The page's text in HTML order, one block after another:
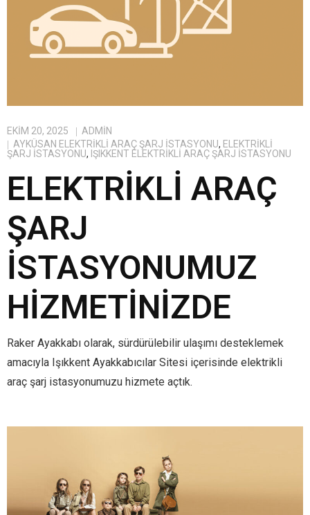
EKIM 20, 2025
ADMIN
AYKÜSAN ELEKTRIKLI ARAÇ ŞARJ İSTASYONU, ELEKTRIKLI
ŞARJ İSTASYONU, IŞIKKENT ELEKTRIKLI ARAÇ ŞARJ İSTASYONU
ELEKTRIKLI ARAÇ
ŞARJ
İSTASYONUMUZ
HIZMETINIZDE
Raker Ayakkabı olarak, sürdürülebilir ulaşımı desteklemek
amacıyla Işıkkent Ayakkabıcılar Sitesi içerisinde elektrikli
araç şarj istasyonumuzu hizmete açtık.